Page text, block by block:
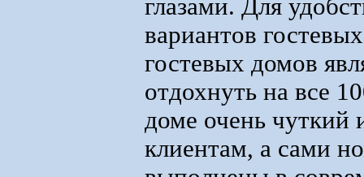
глазами. Для
вариантов
гостевых домов
отдохнуть на все
доме очень чуткий
клиентам, а сами